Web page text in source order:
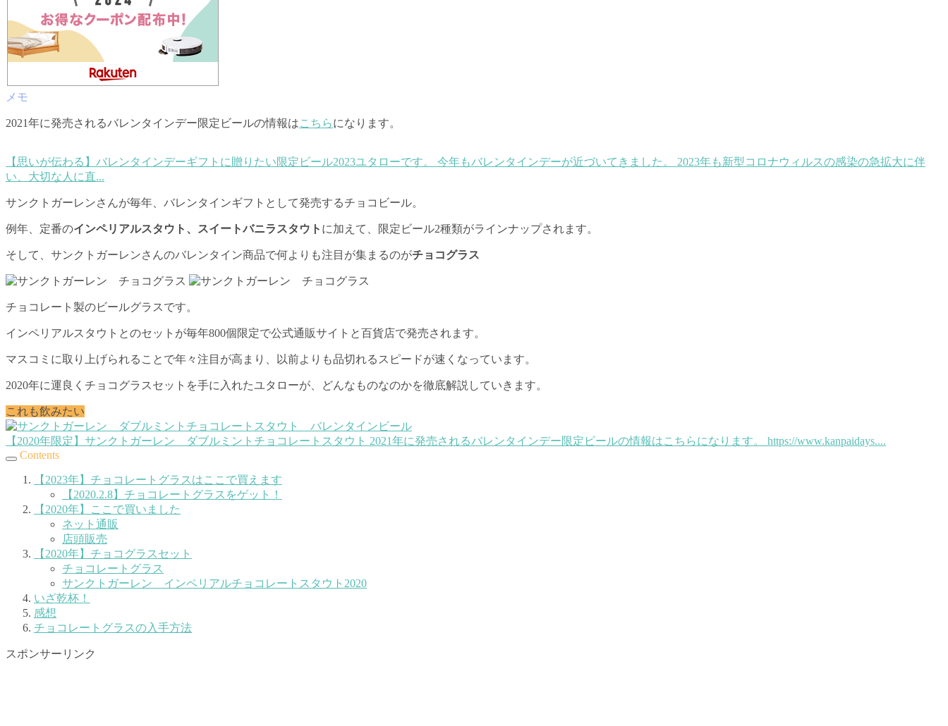
2021年に発売されるバレンタインデー限定ビールの情報はこちらになります。
【思いが伝わる】バレンタインデーギフトに贈りたい限定ビール2023ユタローです。 今年もバレンタインデーが近づいてきました。 2023年も新型コロナウィルスの感染の急拡大に伴
い、大切な人に直...
サンクトガーレンさんが毎年、バレンタインギフトとして発売するチョコビール。
例年、定番のインペリアルスタウト、スイートバニラスタウト に加えて、限定ビール2種類がラインナップされます。
そして、サンクトガーレンさんのバレンタイン商品で何よりも注目が集まるのがチョコグラス
チョコレート製のビールグラスです。
インペリアルスタウトとのセットが毎年800個限定で公式通販サイトと百貨店で発売されます。
マスコミに取り上げられることで年々注目が高まり、以前よりも品切れるスピードが速くなっています。
2020年に運良くチョコグラスセットを手に入れたユタローが、どんなものなのかを徹底解説していきます。
これも飲みたい
【2020年限定】サンクトガーレン ダブルミントチョコレートスタウト 2021年に発売されるバレンタインデー限定ビールの情報はこちらになります。 https://www.kanpaidays....
Contents
【2023年】チョコレートグラスはここで買えます
【2020.2.8】チョコレートグラスをゲット！
【2020年】ここで買いました
ネット通販
店頭販売
【2020年】チョコグラスセット
チョコレートグラス
サンクトガーレン インペリアルチョコレートスタウト2020
いざ乾杯！
感想
チョコレートグラスの入手方法
スポンサーリンク